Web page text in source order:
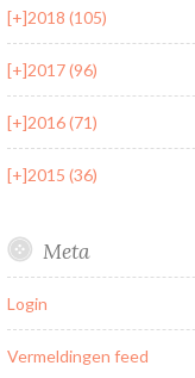
[+]2018 (105)
[+]2017 (96)
[+]2016 (71)
[+]2015 (36)
Meta
Login
Vermeldingen feed